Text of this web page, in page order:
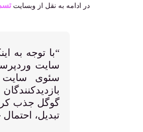
در ادامه به نقل از وبسایت
سایت
سئوی سایت
گوگل جذب
تبدیل،